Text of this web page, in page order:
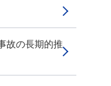
故の長期的推